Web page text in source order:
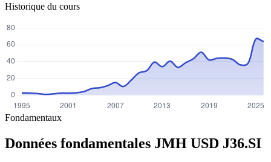
Historique du cours
Fondamentaux
Données fondamentales JMH USD J36.SI